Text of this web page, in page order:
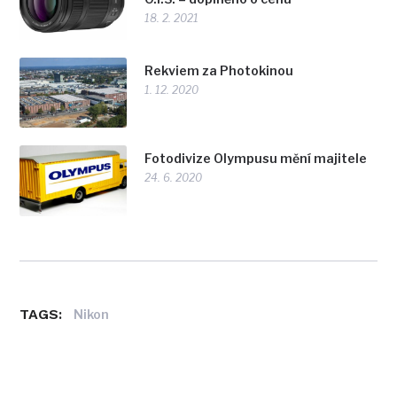
18. 2. 2021
Rekviem za Photokinou
1. 12. 2020
Fotodivize Olympusu mění majitele
24. 6. 2020
TAGS: Nikon